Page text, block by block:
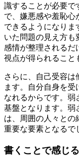
識することが必要で
で、嫌悪感や羞恥心
できるようになりま
いた問題の見え方も
感情が整理されるだ
視点が得られること
さらに、自己受容は
ます。自分自身を
なれるからです。弱
基盤となります。弱
は、周囲の人々との
重要な要素となるで
書くことで感じ